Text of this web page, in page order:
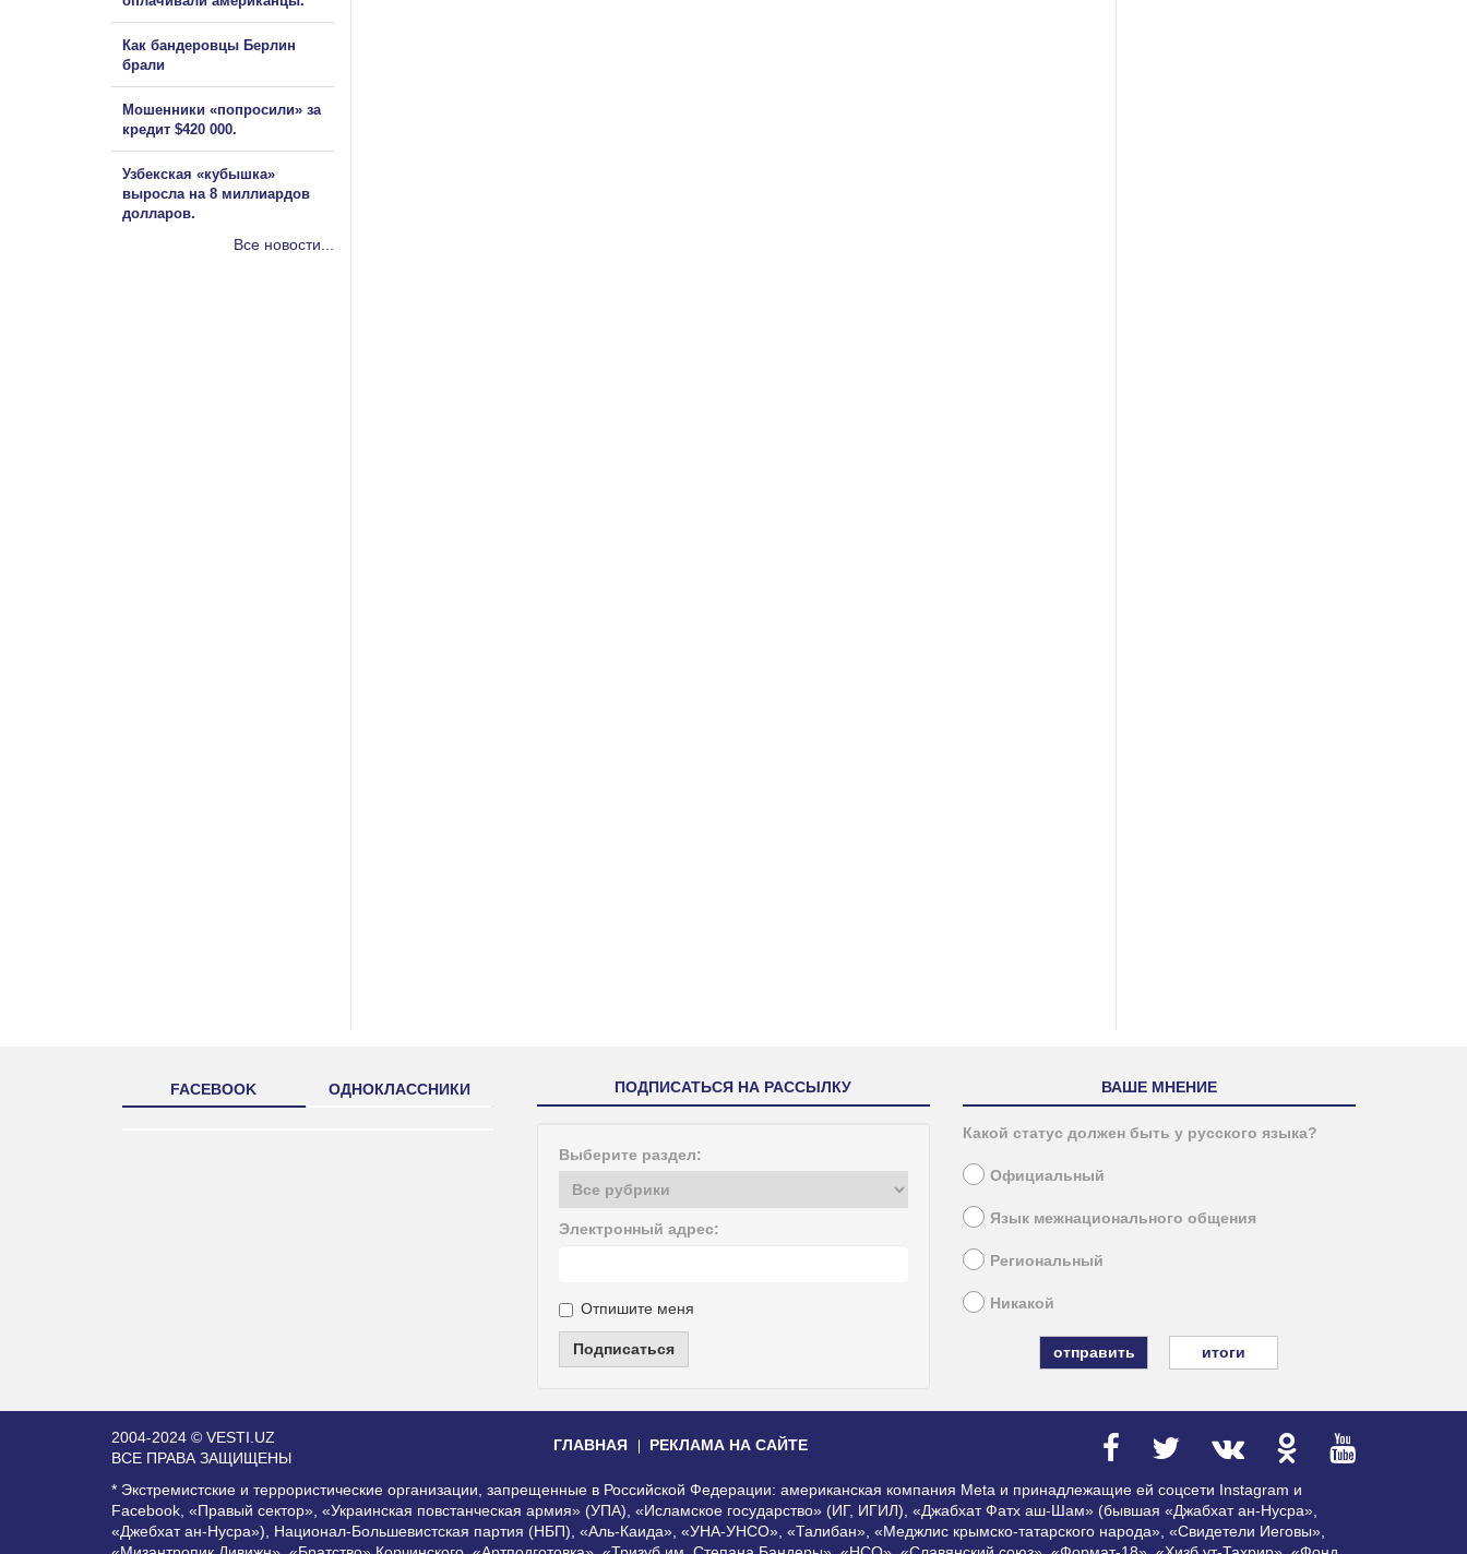
Как бандеровцы Берлин
брали
Мошенники «попросили» за
кредит $420 000.
Узбекская «кубышка»
выросла на 8 миллиардов
долларов.
Все новости...
FACEBOOK ОДНОКЛАССНИКИ ПОДПИСАТЬСЯ НА РАССЫЛКУ
Выберите раздел:
Электронный адрес:
Отпишите меня
Подписаться
ВАШЕ МНЕНИЕ
Какой статус должен быть у русского языка?
Официальный
Язык межнационального общения
Региональный
Никакой
итоги
2004-2024 © VESTI.UZ
ВСЕ ПРАВА ЗАЩИЩЕНЫ
ГЛАВНАЯ РЕКЛАМА НА САЙТЕ
* Экстремистские и террористические организации, запрещенные в Российской Федерации: американская компания Meta и принадлежащие ей соцсети Instagram и
Facebook, «Правый сектор», «Украинская повстанческая армия» (УПА), «Исламское государство» (ИГ, ИГИЛ), «Джабхат Фатх аш-Шам» (бывшая «Джабхат ан-Нусра»,
«Джебхат ан-Нусра»), Национал-Большевистская партия (НБП), «Аль-Каида», «УНА-УНСО», «Талибан», «Меджлис крымско-татарского народа», «Свидетели Иеговы»,